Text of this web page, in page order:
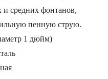
и средних фонтанов,
пенную струю.
1 дюйм)